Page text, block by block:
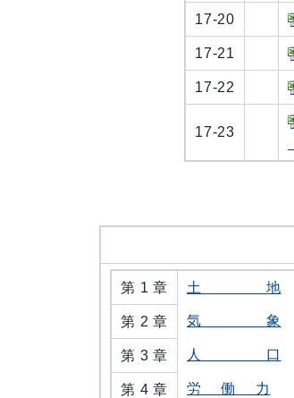
17-20
17-21
17-22
17-23
第 1 章 土 地
第 2 章 気 象
第 3 章 人 口
第 4 章 労 働 力